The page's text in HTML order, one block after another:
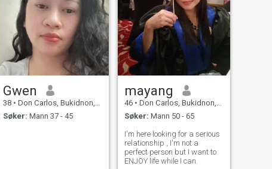
Gwen
38 • Don Carlos, Bukidnon, Filippinene
Søker: Mann 37 - 45
mayang
46 • Don Carlos, Bukidnon, Filippinene
Søker: Mann 50 - 65
I'm here looking for a serious
relationship , I'm not a
perfect person but I want to
ENJOY life while I can.